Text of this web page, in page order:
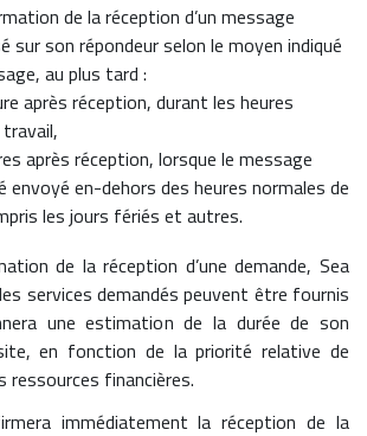
de la réception d’un message
sur son répondeur selon le moyen indiqué
au plus tard :
après réception, durant les heures
après réception, lorsque le message
envoyé en-dehors des heures normales de
les jours fériés et autres.
de la réception d’une demande, Sea
services demandés peuvent être fournis
une estimation de la durée de son
en fonction de la priorité relative de
ressources financières.
immédiatement la réception de la